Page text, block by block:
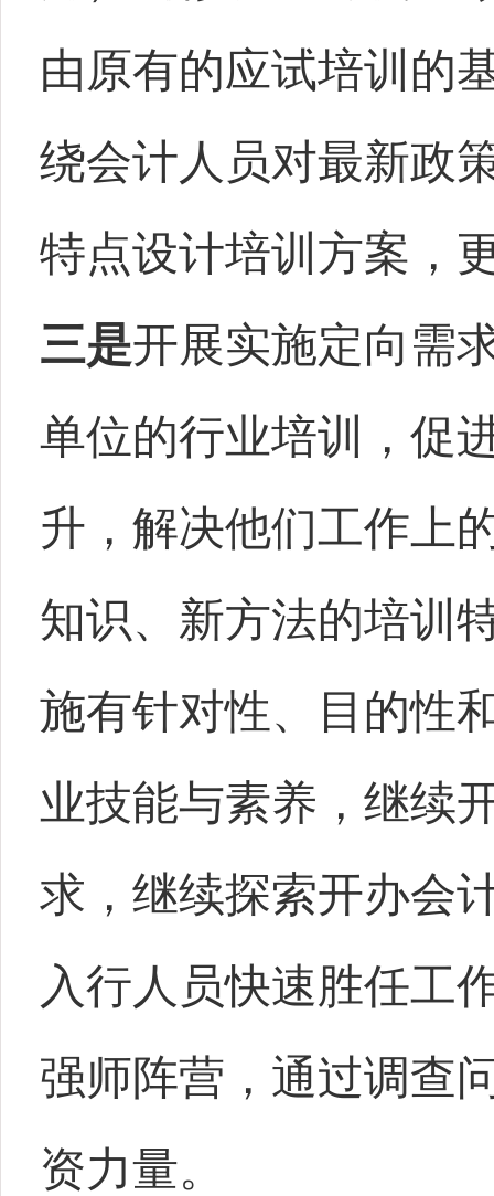
由原有的应试培训的
绕会计人员对最新政
特点设计培训方案，
三是开展实施定向需
单位的行业培训，促
升，解决他们工作上
知识、新方法的培训
施有针对性、目的性
业技能与素养，继续
求，继续探索开办会
入行人员快速胜任工
强师阵营，通过调查
资力量。